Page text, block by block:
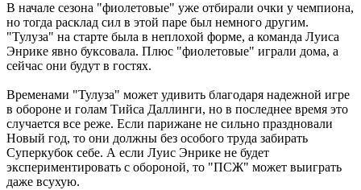
В начале сезона "фиолетовые" уже отбирали очки у чемпиона,
но тогда расклад сил в этой паре был немного другим.
"Тулуза" на старте была в неплохой форме, а команда Луиса
Энрике явно буксовала. Плюс "фиолетовые" играли дома, а
сейчас они будут в гостях.
Временами "Тулуза" может удивить благодаря надежной игре
в обороне и голам Тийса Даллинги, но в последнее время это
случается все реже. Если парижане не сильно праздновали
Новый год, то они должны без особого труда забирать
Суперкубок себе. А если Луис Энрике не будет
экспериментировать с обороной, то "ПСЖ" может выиграть
даже всухую.